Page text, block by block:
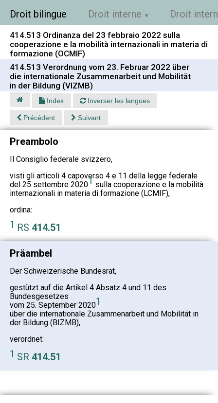
Droit bilingue Droit interne Droit
414.513 Ordinanza del 23 febbraio 2022 sulla
cooperazione e la mobilità internazionali in materia di
formazione (OCMIF)
414.513 Verordnung vom 23. Februar 2022 über
die internationale Zusammenarbeit und Mobilität
in der Bildung (VIZMB)
Index Inverser les langues
Précédent Suivant
Preambolo
Il Consiglio federale svizzero,
visti gli articoli 4 capoverso 4 e 11 della legge federale
del 25 settembre 20201 sulla cooperazione e la mobilità
internazionali in materia di formazione (LCMIF),
ordina:
1 RS 414.51
Präambel
Der Schweizerische Bundesrat,
gestützt auf die Artikel 4 Absatz 4 und 11 des
Bundesgesetzes
vom 25. September 20201
über die internationale Zusammenarbeit und Mobilität in
der Bildung (BIZMB),
verordnet:
1 SR 414.51